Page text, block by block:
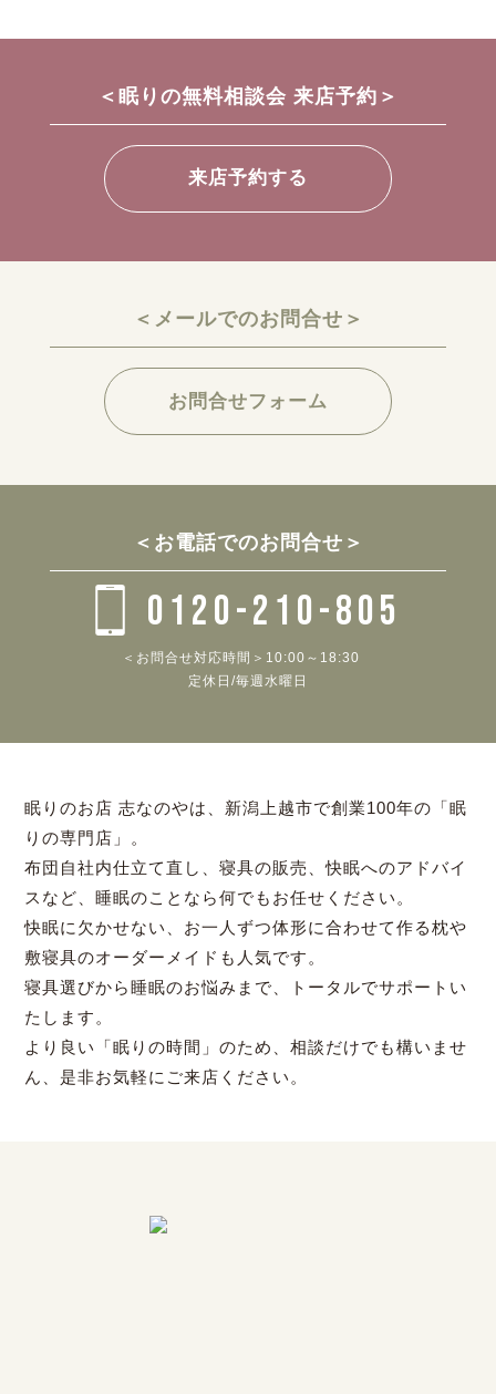
＜眠りの無料相談会 来店予約＞
来店予約する
＜メールでのお問合せ＞
お問合せフォーム
＜お電話でのお問合せ＞
0120-210-805
＜お問合せ対応時間＞10:00～18:30
定休日/毎週水曜日
眠りのお店 志なのやは、新潟上越市で創業100年の「眠
りの専門店」。
布団自社内仕立て直し、寝具の販売、快眠へのアドバイ
スなど、睡眠のことなら何でもお任せください。
快眠に欠かせない、お一人ずつ体形に合わせて作る枕や
敷寝具のオーダーメイドも人気です。
寝具選びから睡眠のお悩みまで、トータルでサポートい
たします。
より良い「眠りの時間」のため、相談だけでも構いませ
ん、是非お気軽にご来店ください。